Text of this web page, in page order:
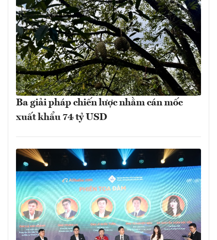
Ba giải pháp chiến lược nhằm cán mốc
xuất khẩu 74 tỷ USD